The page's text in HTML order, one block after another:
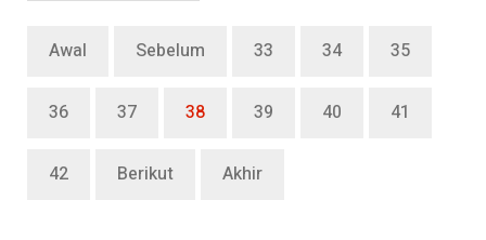
Awal Sebelum 33 34 35
36 37 38 39 40 41
42 Berikut Akhir